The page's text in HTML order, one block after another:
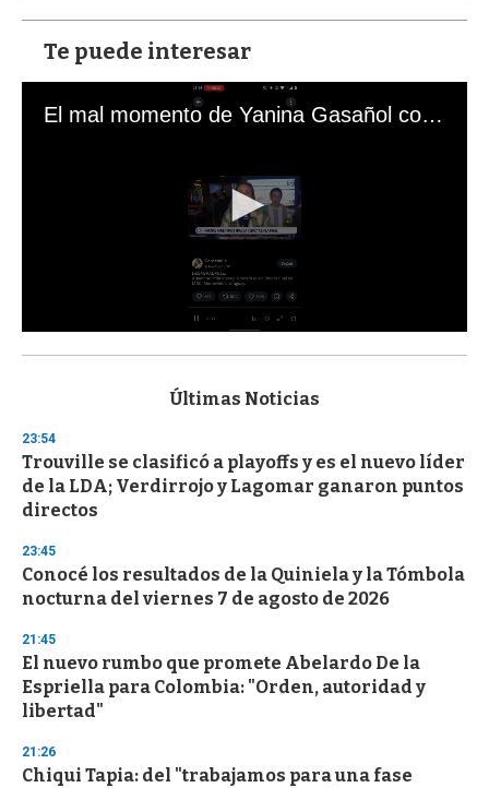
Te puede interesar
El mal momento de Yanina Gasañol con un hincha argentino en "Subrayado"
s
d
s
o
f
3
s
e
c
o
d
s
Últimas Noticias
23:54
Trouville se clasificó a playoffs y es el nuevo líder
de la LDA; Verdirrojo y Lagomar ganaron puntos
directos
23:45
Conocé los resultados de la Quiniela y la Tómbola
nocturna del viernes 7 de agosto de 2026
21:45
El nuevo rumbo que promete Abelardo De la
Espriella para Colombia: "Orden, autoridad y
libertad"
21:26
Chiqui Tapia: del "trabajamos para una fase